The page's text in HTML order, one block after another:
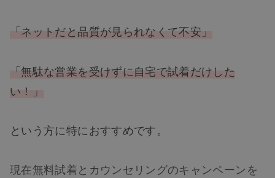
「ネットだと品質が見られなくて不安」
「無駄な営業を受けずに自宅で試着だけした
い！」
という方に特におすすめです。
現在無料試着とカウンセリングのキャンペーンを